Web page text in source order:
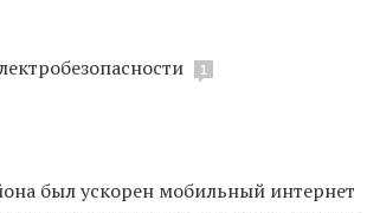
1
был ускорен мобильный интернет